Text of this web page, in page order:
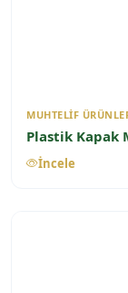
MUHTELIF
Plastik Kapak
İncele